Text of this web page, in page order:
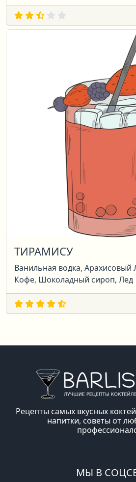
ТИРАМИСУ
Ванильная водка, Арахисовый
Кофе, Шоколадный сироп, Лед
Рецепты самых вкусных
напитки, советы от
МЫ В